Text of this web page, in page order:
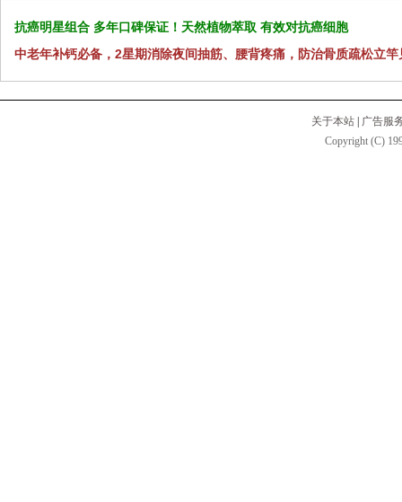
抗癌明星组合 多年口碑保证！天然植物萃取 有效对抗癌细胞
中老年补钙必备，2星期消除夜间抽筋、腰背疼痛，防治骨质疏松立竿
关于本站
广告服
Copyright (C)